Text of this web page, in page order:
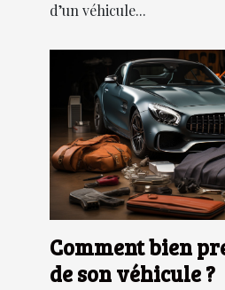
d’un véhicule...
Comment bien
de son véhicule ?